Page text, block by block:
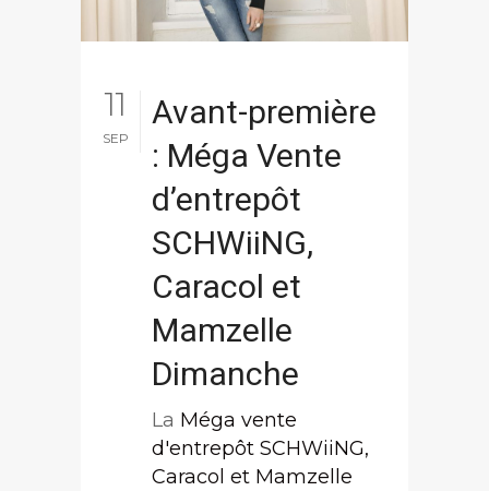
11
SEP
Avant-première
: Méga Vente
d’entrepôt
SCHWiiNG,
Caracol et
Mamzelle
Dimanche
La Méga vente
d'entrepôt SCHWiiNG,
Caracol et Mamzelle